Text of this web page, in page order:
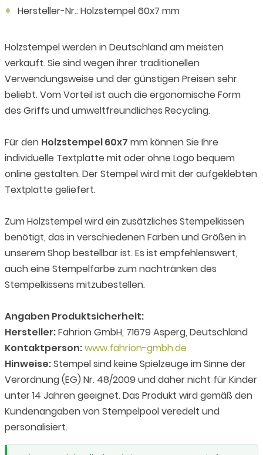
Hersteller-Nr.: Holzstempel 60x7 mm
Holzstempel werden in Deutschland am meisten
verkauft. Sie sind wegen ihrer traditionellen
Verwendungsweise und der günstigen Preisen sehr
beliebt. Vom Vorteil ist auch die ergonomische Form
des Griffs und umweltfreundliches Recycling.
Für den Holzstempel 60x7 mm können Sie Ihre
individuelle Textplatte mit oder ohne Logo bequem
online gestalten. Der Stempel wird mit der aufgeklebten
Textplatte geliefert.
Zum Holzstempel wird ein zusätzliches Stempelkissen
benötigt, das in verschiedenen Farben und Größen in
unserem Shop bestellbar ist. Es ist empfehlenswert,
auch eine Stempelfarbe zum nachtränken des
Stempelkissens mitzubestellen.
Angaben Produktsicherheit:
Hersteller:Fahrion GmbH, 71679 Asperg, Deutschland
Kontaktperson:www.fahrion-gmbh.de
Hinweise:Stempel sind keine Spielzeuge im Sinne der
Verordnung (EG) Nr. 48/2009 und daher nicht für Kinder
unter 14 Jahren geeignet. Das Produkt wird gemäß den
Kundenangaben von Stempelpool veredelt und
personalisiert.